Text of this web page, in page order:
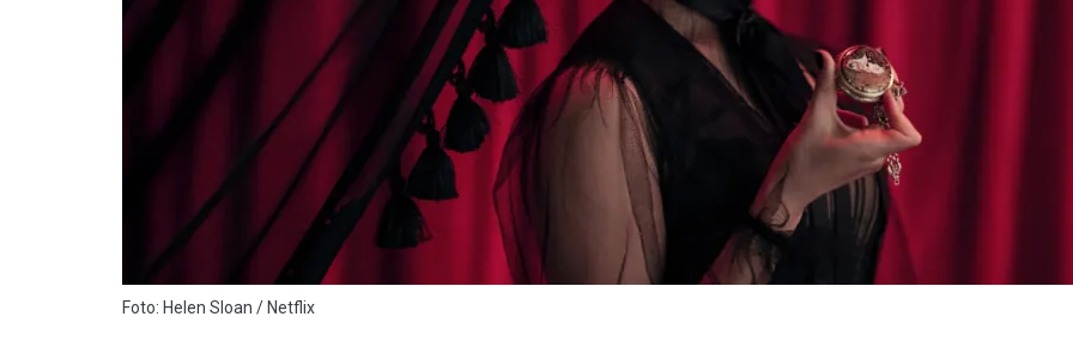
Foto: Helen Sloan / Netflix